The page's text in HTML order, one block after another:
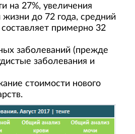
на 27%, увеличения
до 72 года, средний
составляет примерно 32
заболеваний (прежде
заболевания и
стоимости нового